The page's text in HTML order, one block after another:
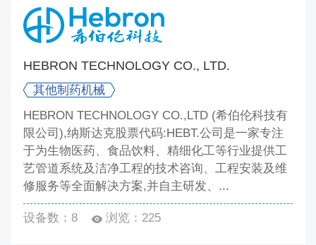
HEBRON TECHNOLOGY CO., LTD.
其他制药机械
HEBRON TECHNOLOGY CO.,LTD (希伯伦科技有
限公司),纳斯达克股票代码:HEBT.公司是一家专注
于为生物医药、食品饮料、精细化工等行业提供工
艺管道系统及洁净工程的技术咨询、工程安装及维
修服务等全面解决方案,并自主研发、...
设备数：8 浏览：225